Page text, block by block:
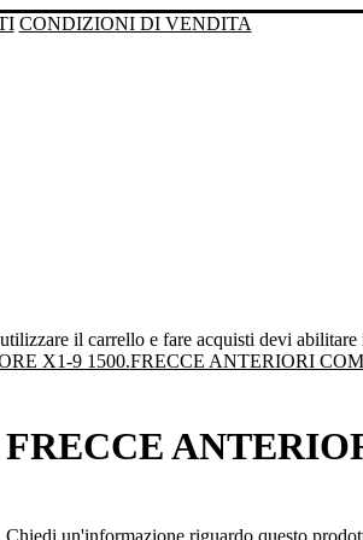
CONDIZIONI DI VENDITA
il carrello e fare acquisti devi abilitare
X1-9 1500.FRECCE ANTERIORI
FRECCE